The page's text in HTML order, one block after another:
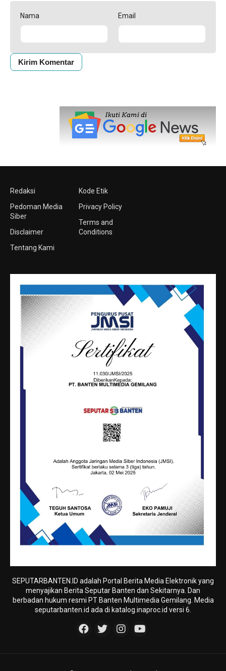
Nama Email
Redaksi
Pedoman Media
Siber
Disclaimer
Tentang Kami
Kode Etik
Privacy Policy
Terms and
Conditions
SEPUTARBANTEN.ID adalah Portal Berita Media Elektronik yang
menyajikan Berita Seputar Banten dan Sekitarnya. Dan
berbadan hukum resmi PT Banten Multimedia Gemilang. Media
seputarbanten.id ada di katalog.inaproc.id versi 6.